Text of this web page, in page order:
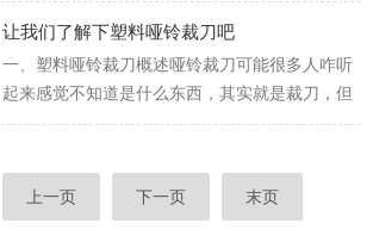
(压缩状态的温度和时间)有关外，还受试验方
法、试样尺寸和试验数据处理等测量因素的影
响。对于实心的密实橡胶，在规定...
让我们了解下塑料哑铃裁刀吧
一、塑料哑铃裁刀概述哑铃裁刀可能很多人咋听
起来感觉不知道是什么东西，其实就是裁刀，但
不同的地域有不同的叫法，还有叫橡胶裁刀和试
冲片机起到冲力的作用。所以裁刀对于冲片机来
说还是比较重要的。二、塑料哑铃...
上一页 下一页 末页